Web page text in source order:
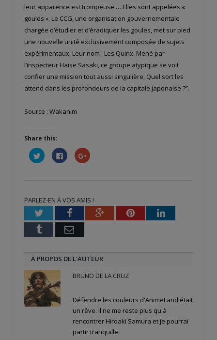
leur apparence est trompeuse … Elles sont appelées «
goules ». Le CCG, une organisation gouvernementale
chargée d’étudier et d’éradiquer les goules, met sur pied
une nouvelle unité exclusivement composée de sujets
expérimentaux. Leur nom : Les Quinx. Mené par
l’inspecteur Haise Sasaki, ce groupe atypique se voit
confier une mission tout aussi singulière, Quel sort les
attend dans les profondeurs de la capitale japonaise ?”.
Source : Wakanim
Share this:
Cliquez
pour
partager
fenêtre)
Cliquez
pour
partager
fenêtre)
Cliquez
pour
nouvelle
fenêtre)
PARLEZ-EN À VOS AMIS !
TwitterFacebookGoogle+PinterestLinkedIn
Tumblr Email
A PROPOS DE L'AUTEUR
BRUNO DE LA CRUZ
Défendre les couleurs d'AnimeLand était
un rêve. Il ne me reste plus qu'à
rencontrer Hiroaki Samura et je pourrai
partir tranquille.